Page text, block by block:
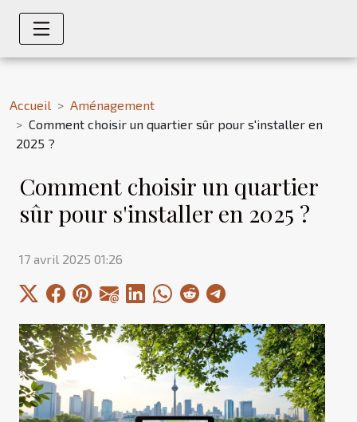
Accueil
Aménagement
Comment choisir un quartier sûr pour s'installer en
2025 ?
Comment choisir un quartier
sûr pour s'installer en 2025 ?
17 avril 2025 01:26